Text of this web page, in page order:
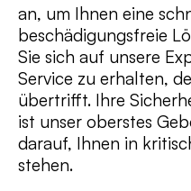
an, um Ihnen eine
beschädigungsfreie
Sie sich auf unsere
Service zu erhalten,
übertrifft. Ihre
ist unser oberstes
darauf, Ihnen in
stehen.